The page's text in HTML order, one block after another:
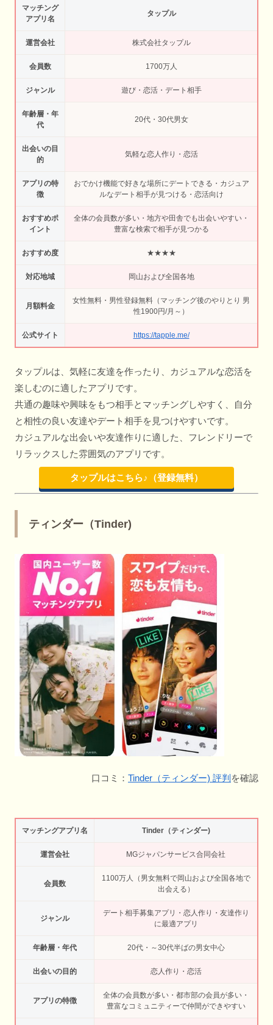
マッチング
アプリ名
タップル
運営会社 株式会社タップル
会員数 1700万人
ジャンル 遊び・恋活・デート相手
年齢層・年
代
20代・30代男女
出会いの目
的
気軽な恋人作り・恋活
アプリの特
徴
おでかけ機能で好きな場所にデートできる・カジュア
ルなデート相手が見つける・恋活向け
おすすめポ
イント
全体の会員数が多い・地方や田舎でも出会いやすい・
豊富な検索で相手が見つかる
おすすめ度 ★★★★
対応地域 岡山および全国各地
月額料金
女性無料・男性登録無料（マッチング後のやりとり 男
性1900円/月～）
公式サイト https://tapple.me/
タップルは、気軽に友達を作ったり、カジュアルな恋活を
楽しむのに適したアプリです。
共通の趣味や興味をもつ相手とマッチングしやすく、自分
と相性の良い友達やデート相手を見つけやすいです。
カジュアルな出会いや友達作りに適した、フレンドリーで
リラックスした雰囲気のアプリです。
タップルはこちら♪（登録無料）
ティンダー（Tinder)
口コミ： Tinder（ティンダー) 評判 を確認
マッチングアプリ名 Tinder（ティンダー)
運営会社 MGジャパンサービス合同会社
会員数
1100万人（男女無料で岡山および全国各地で
出会える）
ジャンル
デート相手募集アプリ・恋人作り・友達作り
に最適アプリ
年齢層・年代 20代・～30代半ばの男女中心
出会いの目的 恋人作り・恋活
アプリの特徴
全体の会員数が多い・都市部の会員が多い・
豊富なコミュニティーで仲間ができやすい